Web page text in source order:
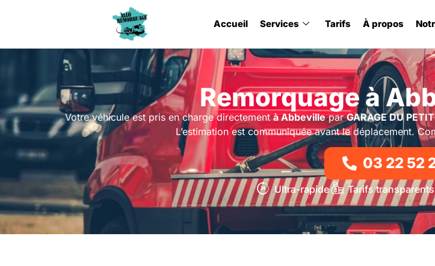
Accueil Services Tarifs À propos
Remorquage à
Votre véhicule est pris en charge directementà AbbevilleparGARAGE DU
L’estimation est communiquée avant le déplacement.
03 22 52
Ultra-rapide Tarifs transparents